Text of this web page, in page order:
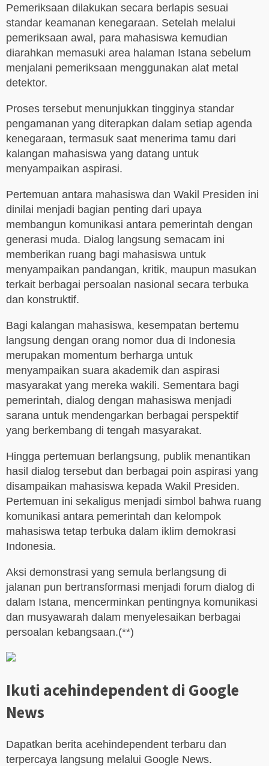
Pemeriksaan dilakukan secara berlapis sesuai
standar keamanan kenegaraan. Setelah melalui
pemeriksaan awal, para mahasiswa kemudian
diarahkan memasuki area halaman Istana sebelum
menjalani pemeriksaan menggunakan alat metal
detektor.
Proses tersebut menunjukkan tingginya standar
pengamanan yang diterapkan dalam setiap agenda
kenegaraan, termasuk saat menerima tamu dari
kalangan mahasiswa yang datang untuk
menyampaikan aspirasi.
Pertemuan antara mahasiswa dan Wakil Presiden ini
dinilai menjadi bagian penting dari upaya
membangun komunikasi antara pemerintah dengan
generasi muda. Dialog langsung semacam ini
memberikan ruang bagi mahasiswa untuk
menyampaikan pandangan, kritik, maupun masukan
terkait berbagai persoalan nasional secara terbuka
dan konstruktif.
Bagi kalangan mahasiswa, kesempatan bertemu
langsung dengan orang nomor dua di Indonesia
merupakan momentum berharga untuk
menyampaikan suara akademik dan aspirasi
masyarakat yang mereka wakili. Sementara bagi
pemerintah, dialog dengan mahasiswa menjadi
sarana untuk mendengarkan berbagai perspektif
yang berkembang di tengah masyarakat.
Hingga pertemuan berlangsung, publik menantikan
hasil dialog tersebut dan berbagai poin aspirasi yang
disampaikan mahasiswa kepada Wakil Presiden.
Pertemuan ini sekaligus menjadi simbol bahwa ruang
komunikasi antara pemerintah dan kelompok
mahasiswa tetap terbuka dalam iklim demokrasi
Indonesia.
Aksi demonstrasi yang semula berlangsung di
jalanan pun bertransformasi menjadi forum dialog di
dalam Istana, mencerminkan pentingnya komunikasi
dan musyawarah dalam menyelesaikan berbagai
persoalan kebangsaan.(**)
Ikuti acehindependent di Google
News
Dapatkan berita acehindependent terbaru dan
terpercaya langsung melalui Google News.